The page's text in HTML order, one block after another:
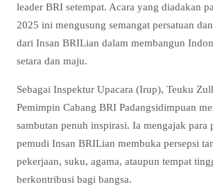
leader BRI setempat. Acara yang diadakan
2025 ini mengusung semangat persatuan
dari Insan BRILian dalam membangun
setara dan maju.
Sebagai Inspektur Upacara (Irup), Teuku
Pemimpin Cabang BRI Padangsidimpuan
sambutan penuh inspirasi. Ia mengajak para
pemudi Insan BRILian membuka persepsi
pekerjaan, suku, agama, ataupun tempat
berkontribusi bagi bangsa.